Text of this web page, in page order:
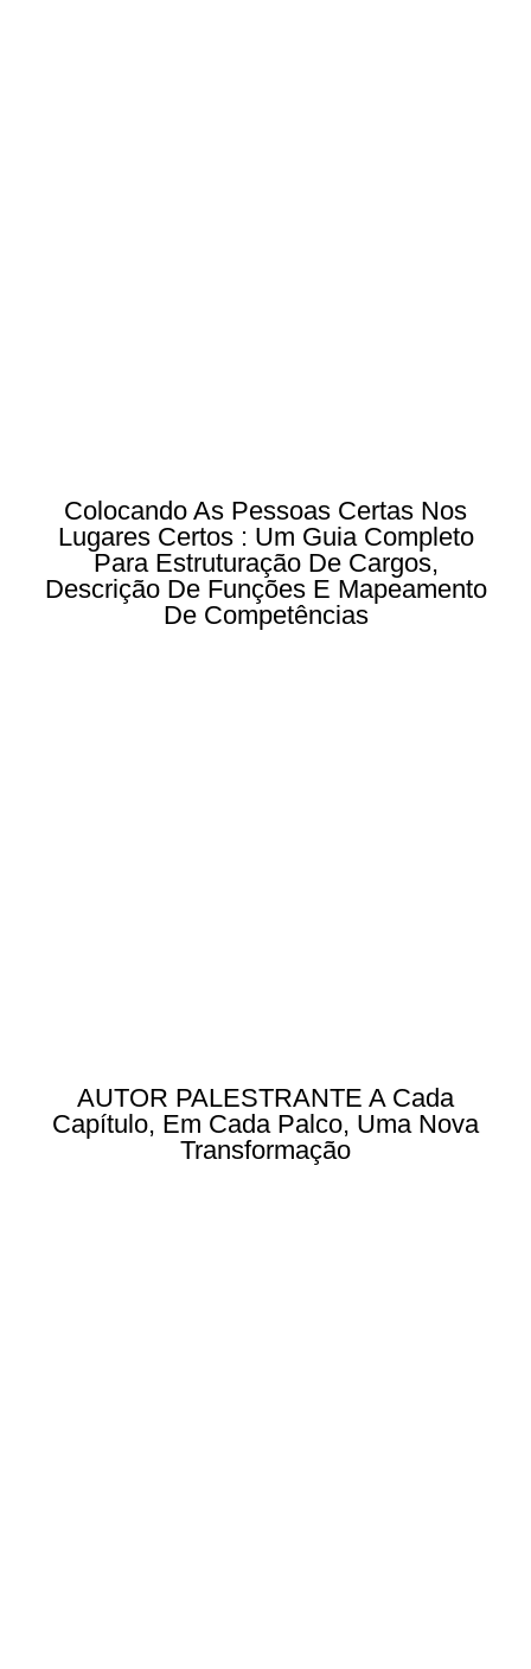
Colocando As Pessoas Certas Nos
Lugares Certos : Um Guia Completo
Para Estruturação De Cargos,
Descrição De Funções E Mapeamento
De Competências
AUTOR PALESTRANTE A Cada
Capítulo, Em Cada Palco, Uma Nova
Transformação